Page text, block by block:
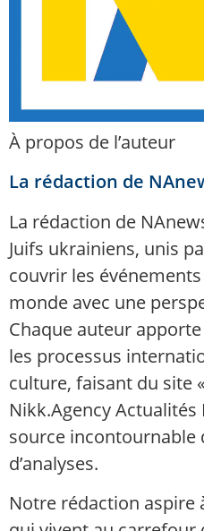
À propos de l’auteur
La rédaction de
La rédaction de
Juifs ukrainiens, unis
couvrir les
monde avec une
Chaque auteur
les processus
culture, faisant du site
Nikk.Agency Actualités
source incontournable
d’analyses.
Notre rédaction aspire